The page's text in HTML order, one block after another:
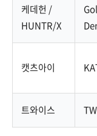
케데헌 /
HUNTR/X
캣츠아이
트와이스